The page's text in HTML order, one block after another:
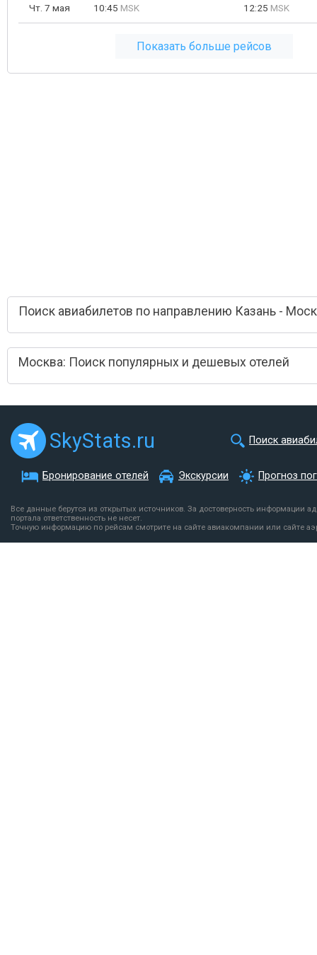
Чт. 7 мая 10:45 MSK 12:25 MSK
Показать больше рейсов
Поиск авиабилетов по направлению Казань -
Москва: Поиск популярных и дешевых отелей
SkyStats.ru Поиск
Бронирование отелей Экскурсии Прогноз
Все данные берутся из открытых источников. За достоверность информации
портала ответственность не несет.
Точную информацию по рейсам смотрите на сайте авиакомпании или сайте